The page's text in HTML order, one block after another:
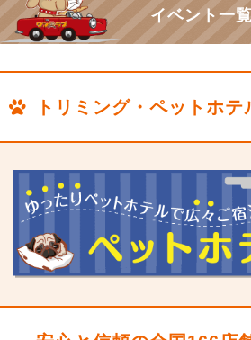
イベント一
トリミング・ペットホ